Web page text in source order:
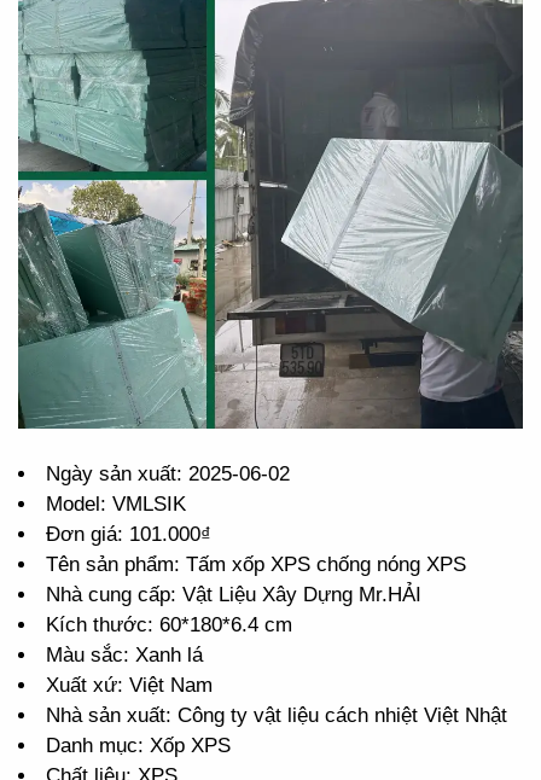
Ngày sản xuất: 2025-06-02
Model: VMLSIK
Đơn giá: 101.000₫
Tên sản phẩm: Tấm xốp XPS chống nóng XPS
Nhà cung cấp: Vật Liệu Xây Dựng Mr.HẢI
Kích thước: 60*180*6.4 cm
Màu sắc: Xanh lá
Xuất xứ: Việt Nam
Nhà sản xuất: Công ty vật liệu cách nhiệt Việt Nhật
Danh mục: Xốp XPS